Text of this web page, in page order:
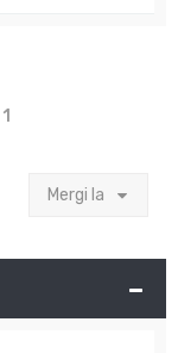
1
Mergi la